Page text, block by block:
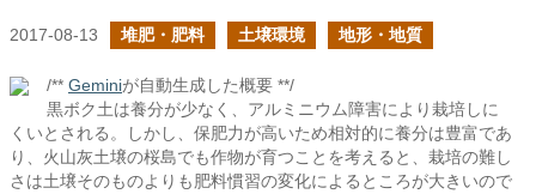
2017-08-13 堆肥・肥料 土壌環境 地形・地質
/** Geminiが自動生成した概要 **/
黒ボク土は養分が少なく、アルミニウム障害により栽培しに
くいとされる。しかし、保肥力が高いため相対的に養分は豊富であ
り、火山灰土壌の桜島でも作物が育つことを考えると、栽培の難し
さは土壌そのものよりも肥料慣習の変化によるところが大きいので